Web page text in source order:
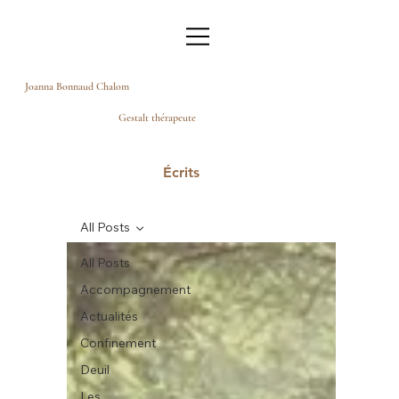
Joanna Bonnaud Chalom
Gestalt thérapeute
Écrits
All Posts
Accompagnement
Actualités
Confinement
Deuil
All Posts